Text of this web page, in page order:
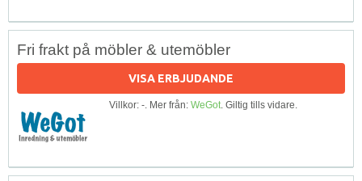
Fri frakt på möbler & utemöbler
VISA ERBJUDANDE
Villkor: -. Mer från: WeGot. Giltig tills vidare.